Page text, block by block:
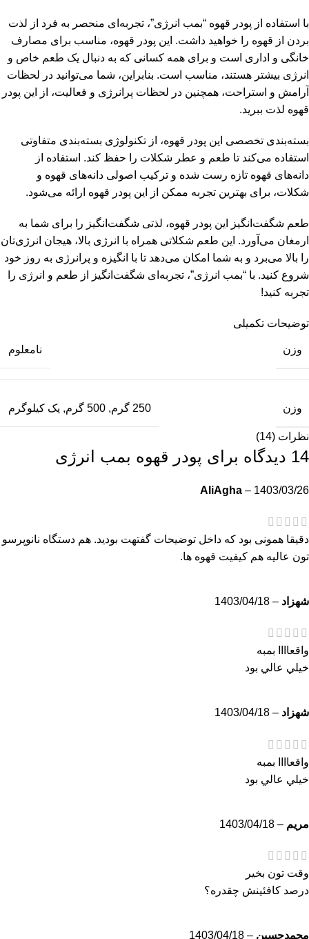
با استفاده از پودر قهوه “بمب انرژی”، تجربه‌ای منحصر به فرد از لذت
بردن از قهوه را خواهید داشت. این پودر قهوه، مناسب برای مصارف
خانگی و اداری است و برای همه کسانی که به دنبال یک طعم خاص و
انرژی بیشتر هستند، مناسب است. بنابراین، شما می‌توانید در لحظات
آرامش و استراحت، همچنین در لحظات پرانرژی و فعالیت، از این پودر
قهوه لذت ببرید.
بسته‌بندی تخصصی این پودر قهوه، از تکنولوژی بسته‌بندی متفاوتی
استفاده می‌کند تا طعم و عطر شکلات را حفظ کند. استفاده از
دانه‌های قهوه تازه رست شده و ترکیب اصولی دانه‌های قهوه و
شکلات، برای بهترین تجربه ممکن از این پودر قهوه ارائه می‌شود.
طعم شگفت‌انگیز این پودر قهوه، لذتی شگفت‌انگیز را برای شما به
ارمغان می‌آورد. این طعم شکلاتی همراه با انرژی بالا، هیجان انرژی‌تان
را بالا می‌برد و به شما امکان می‌دهد تا با انگیزه و پرانرژی به روز خود
شروع کنید. با “بمب انرژی”، تجربه‌ای شگفت‌انگیز از طعم و انرژی را
تجربه کنید!
توضیحات تکمیلی
وزن نامعلوم
وزن 250 گرم , 500 گرم , یک کیلوگرم
نظرات (14)
14 دیدگاه برای پودر قهوه بمب انرژی
AliAgha – 1403/03/26
دقیقا همونی بود که داخل توضیحات گفتهت بودید. هم دستگاه نانوپرسو
تون عالیه هم کیفیت قهوه ها.
شهزاد –
1403/04/18
واقعاااا بمبه
خيلي عالي بود
شهزاد –
1403/04/18
واقعاااا بمبه
خيلي عالي بود
مريم –
1403/04/18
وقت تون بخير
درصد كافئينش چقدره؟
محمدحسين –
1403/04/18